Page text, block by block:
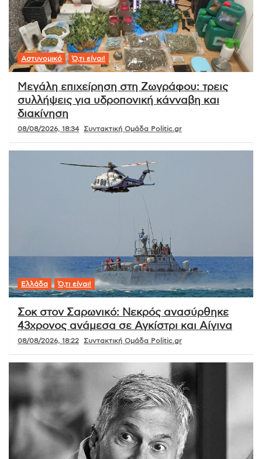
Αστυνομικό Ό,τι είναι!
Μεγάλη επιχείρηση στη Ζωγράφου: τρεις
συλλήψεις για υδροπονική κάνναβη και
διακίνηση
08/08/2026, 18:34 Συντακτική Ομάδα Politic.gr
Ελλάδα Ό,τι είναι!
Σοκ στον Σαρωνικό: Νεκρός ανασύρθηκε
43χρονος ανάμεσα σε Αγκίστρι και Αίγινα
08/08/2026, 18:22 Συντακτική Ομάδα Politic.gr